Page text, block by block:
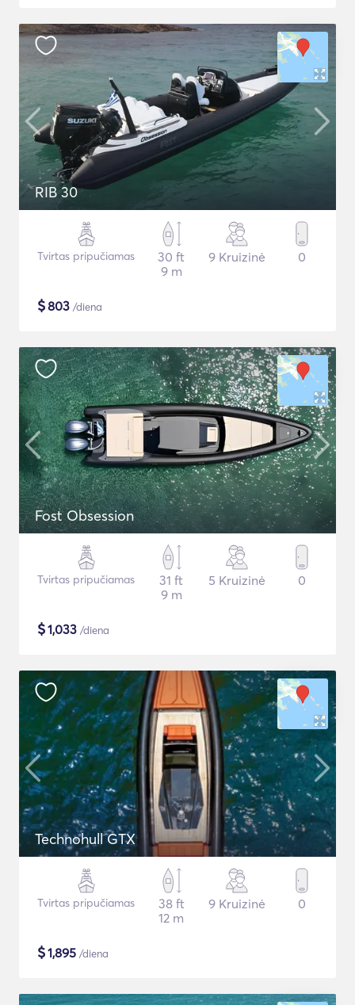
RIB 30
Tvirtas pripučiamas
30 ft
9 m
9 Kruizinė 0
$803 /diena
Fost Obsession
Tvirtas pripučiamas
31 ft
9 m
5 Kruizinė 0
$1,033 /diena
Technohull GTX
Tvirtas pripučiamas
38 ft
12 m
9 Kruizinė 0
$1,895 /diena